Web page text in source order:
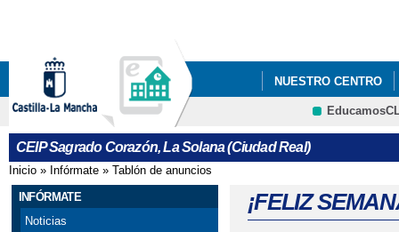
NUESTRO CENTRO
CEIP SAGRADO
DIBUJO Y PINTURA
VISITA A LAS
CEIP Sagrado Corazón, La Solana (Ciudad Real)
Se encuentra usted aquí
Inicio » Infórmate » Tablón de anuncios
INFÓRMATE
Noticias
¡FELIZ